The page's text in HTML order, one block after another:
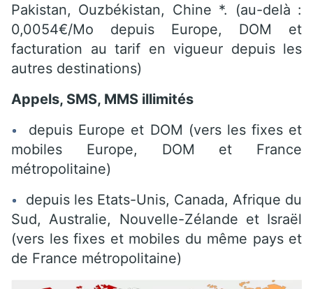
Pakistan, Ouzbékistan, Chine *. (au-delà :
0,0054€/Mo depuis Europe, DOM et
facturation au tarif en vigueur depuis les
autres destinations)
Appels, SMS, MMS illimités
depuis Europe et DOM (vers les fixes et
mobiles Europe, DOM et France
métropolitaine)
depuis les Etats-Unis, Canada, Afrique du
Sud, Australie, Nouvelle-Zélande et Israël
(vers les fixes et mobiles du même pays et
de France métropolitaine)